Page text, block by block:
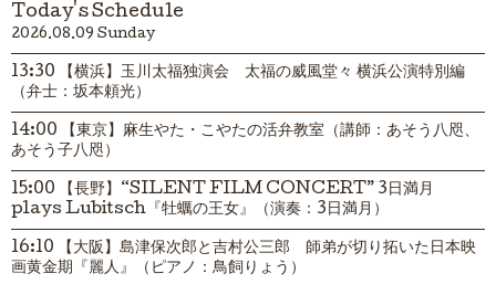
Today's Schedule
2026.08.09 Sunday
13:30 【横浜】玉川太福独演会 太福の威風堂々 横浜公演特別編
（弁士：坂本頼光）
14:00 【東京】麻生やた・こやたの活弁教室（講師：あそう八咫、
あそう子八咫）
15:00 【長野】“SILENT FILM CONCERT” 3日満月
plays Lubitsch『牡蠣の王女』（演奏：3日満月）
16:10 【大阪】島津保次郎と吉村公三郎 師弟が切り拓いた日本映
画黄金期『麗人』（ピアノ：鳥飼りょう）